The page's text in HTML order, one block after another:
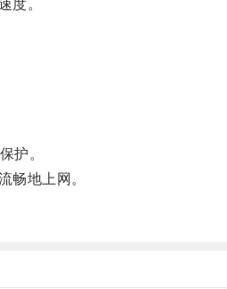
度。
护。
地上网。